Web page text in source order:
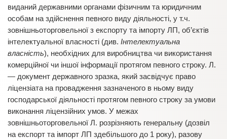
виданий державними органами фізичним та юридичним
особам на здійснення певного виду діяльності, у т.ч.
зовнішньоторговельної з експорту та імпорту ЛП, об’єктів
інтелектуальної власності (див. Інтелектуальна
власність), необхідних для виробництва чи використання
комерційної чи іншої інформації протягом певного строку. Л.
— документ державного зразка, який засвідчує право
ліцензіата на провадження зазначеного в ньому виду
господарської діяльності протягом певного строку за умови
виконання ліцензійних умов. У межах
зовнішньоторговельної Л. розрізняють генеральну (дозвіл
на експорт та імпорт ЛП здебільшого до 1 року), разову